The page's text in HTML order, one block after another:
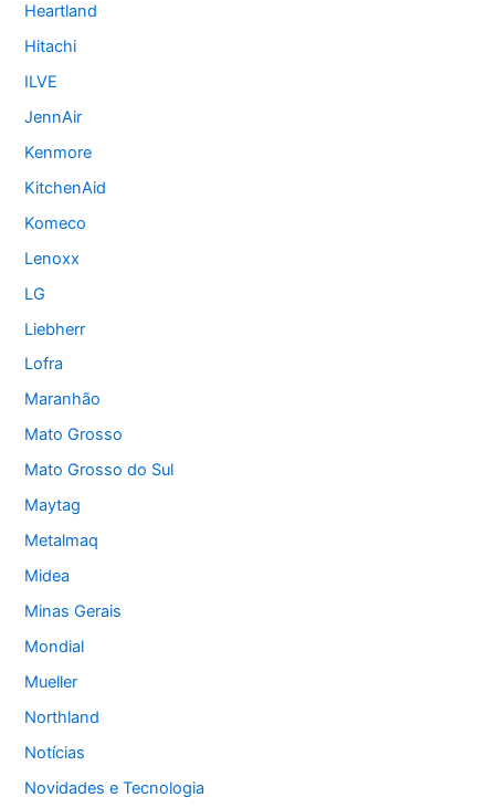
Heartland
Hitachi
ILVE
JennAir
Kenmore
KitchenAid
Komeco
Lenoxx
LG
Liebherr
Lofra
Maranhão
Mato Grosso
Mato Grosso do Sul
Maytag
Metalmaq
Midea
Minas Gerais
Mondial
Mueller
Northland
Notícias
Novidades e Tecnologia